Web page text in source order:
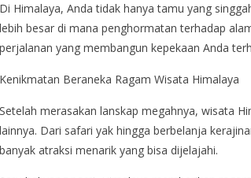
Di Himalaya, Anda tidak hanya tamu yang
lebih besar di mana penghormatan terhadap
perjalanan yang membangun kepekaan Anda
Kenikmatan Beraneka Ragam Wisata Himalaya
Setelah merasakan lanskap megahnya, wisata
lainnya. Dari safari yak hingga berbelanja
banyak atraksi menarik yang bisa dijelajahi.